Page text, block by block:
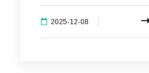
2025-12-08